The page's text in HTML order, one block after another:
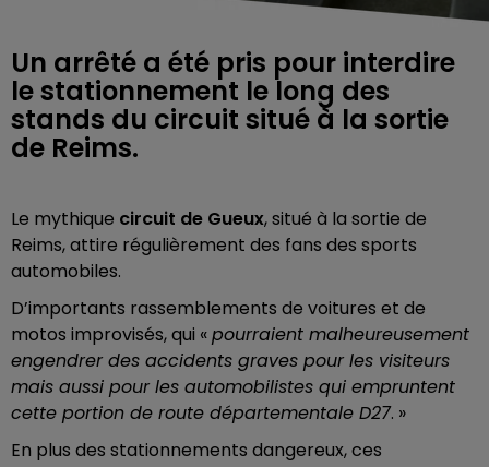
Un arrêté a été pris pour interdire
le stationnement le long des
stands du circuit situé à la sortie
de Reims.
Le mythique circuit de Gueux, situé à la sortie de
Reims, attire régulièrement des fans des sports
automobiles.
D’importants rassemblements de voitures et de
motos improvisés, qui «pourraient malheureusement
engendrer des accidents graves pour les visiteurs
mais aussi pour les automobilistes qui empruntent
cette portion de route départementale D27. »
En plus des stationnements dangereux, ces